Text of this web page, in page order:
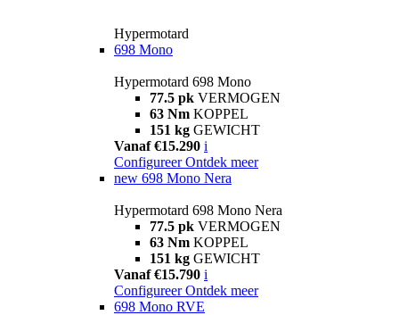
Hypermotard
698 Mono
Hypermotard 698 Mono
77.5 pk VERMOGEN
63 Nm KOPPEL
151 kg GEWICHT
Vanaf €15.290 i
Configureer Ontdek meer
new 698 Mono Nera
Hypermotard 698 Mono Nera
77.5 pk VERMOGEN
63 Nm KOPPEL
151 kg GEWICHT
Vanaf €15.790 i
Configureer Ontdek meer
698 Mono RVE